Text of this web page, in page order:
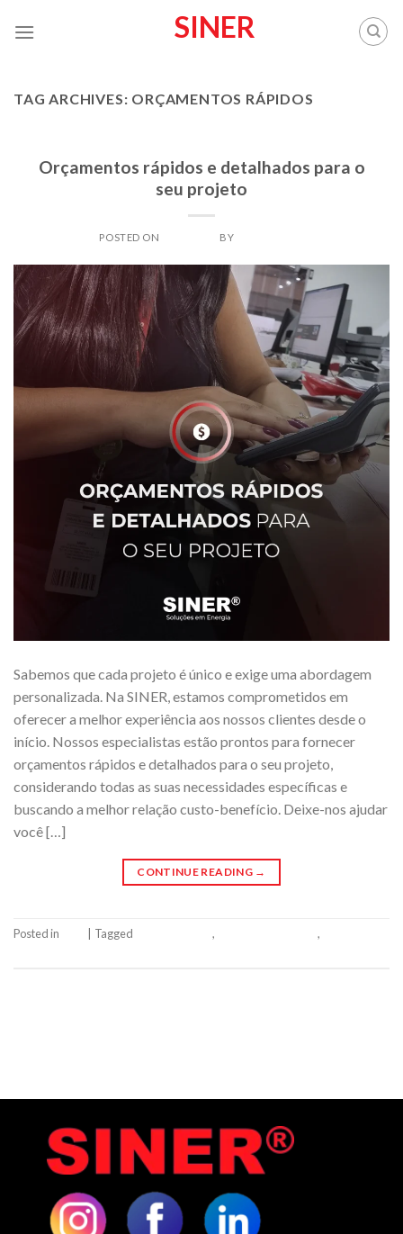
SINER
TAG ARCHIVES: ORÇAMENTOS RÁPIDOS
Orçamentos rápidos e detalhados para o
seu projeto
POSTED ON BY
Sabemos que cada projeto é único e exige uma abordagem
personalizada. Na SINER, estamos comprometidos em
oferecer a melhor experiência aos nossos clientes desde o
início. Nossos especialistas estão prontos para fornecer
orçamentos rápidos e detalhados para o seu projeto,
considerando todas as suas necessidades específicas e
buscando a melhor relação custo-benefício. Deixe-nos ajudar
você […]
CONTINUE READING →
Posted in Tagged , ,